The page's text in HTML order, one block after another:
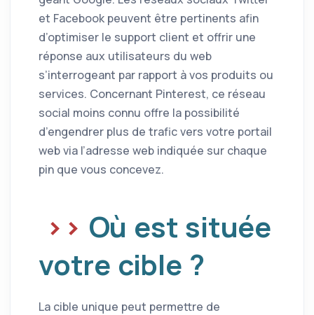
et Facebook peuvent être pertinents afin
d’optimiser le support client et offrir une
réponse aux utilisateurs du web
s’interrogeant par rapport à vos produits ou
services. Concernant Pinterest, ce réseau
social moins connu offre la possibilité
d’engendrer plus de trafic vers votre portail
web via l’adresse web indiquée sur chaque
pin que vous concevez.
Où est située
votre cible ?
La cible unique peut permettre de